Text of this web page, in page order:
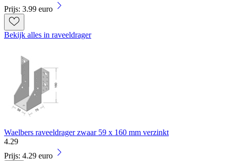
Prijs: 3.99 euro
Bekijk alles in raveeldrager
Waelbers raveeldrager zwaar 59 x 160 mm verzinkt
4.29
Prijs: 4.29 euro